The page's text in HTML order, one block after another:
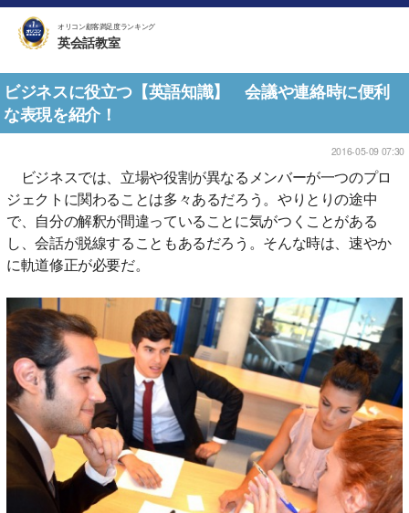
オリコン顧客満足度ランキング
英会話教室
ビジネスに役立つ【英語知識】 会議や連絡時に便利
な表現を紹介！
2016-05-09 07:30
ビジネスでは、立場や役割が異なるメンバーが一つのプロ
ジェクトに関わることは多々あるだろう。やりとりの途中
で、自分の解釈が間違っていることに気がつくことがある
し、会話が脱線することもあるだろう。そんな時は、速やか
に軌道修正が必要だ。